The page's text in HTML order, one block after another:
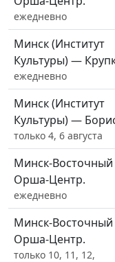
ежедневно
Минск (Институт
Культуры) —
ежедневно
Минск (Институт
Культуры) —
только 4, 6 августа
Минск-
Орша-Центр.
ежедневно
Минск-
Орша-Центр.
только 10, 11, 12,